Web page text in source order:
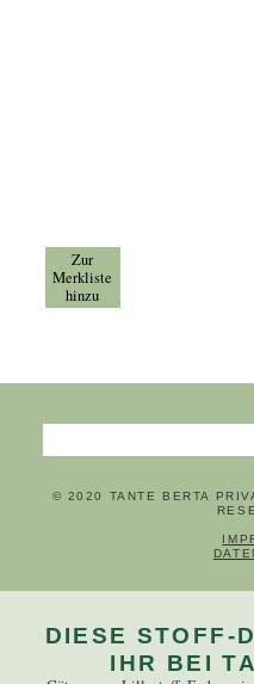
Zur
Merkliste
hinzu
Suchbegriffe
© 2020 TANTE BERTA
DIESE STOFF-
IHR BEI